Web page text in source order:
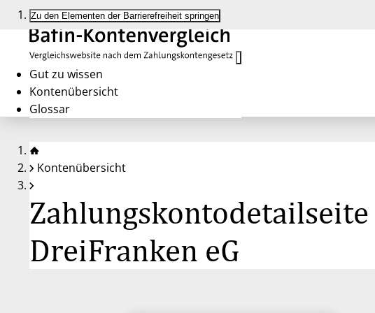
Zu den Elementen der Barrierefreiheit springen
Gut zu wissen
Kontenübersicht
Glossar
Kontenübersicht
DreiFranken eG